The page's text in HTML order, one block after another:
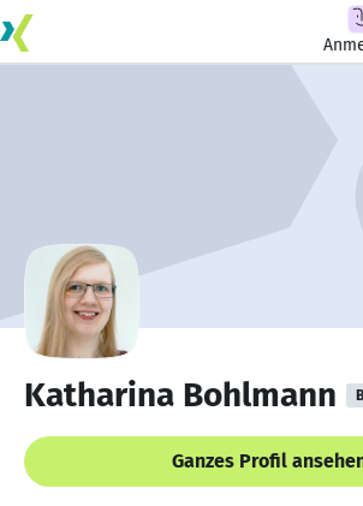
Katharina Bohlmann
Ganzes Profil